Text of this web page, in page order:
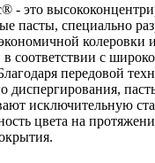
- это
пасты, специально
колеровки
соответствии с
передовой
диспергирования,
исключительную
цвета на